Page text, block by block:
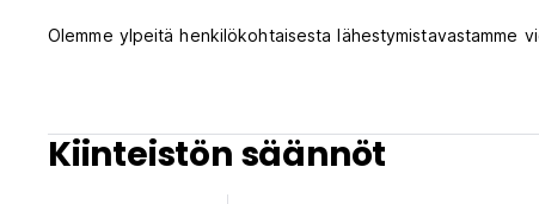
Olemme ylpeitä henkilökohtaisesta lähestymistavastamme
Cases Altes de Posadassa tarjoamme erilaisia ​​palveluita
Kiinteistön säännöt